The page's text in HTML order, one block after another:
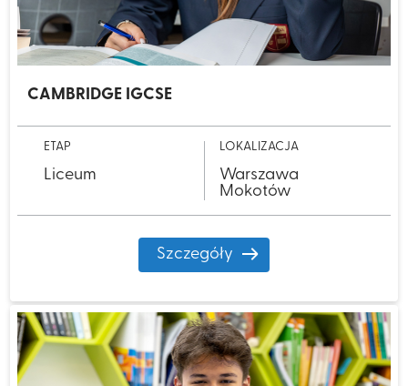
CAMBRIDGE IGCSE​
ETAP
Liceum
LOKALIZACJA
Warszawa
Mokotów
Szczegóły